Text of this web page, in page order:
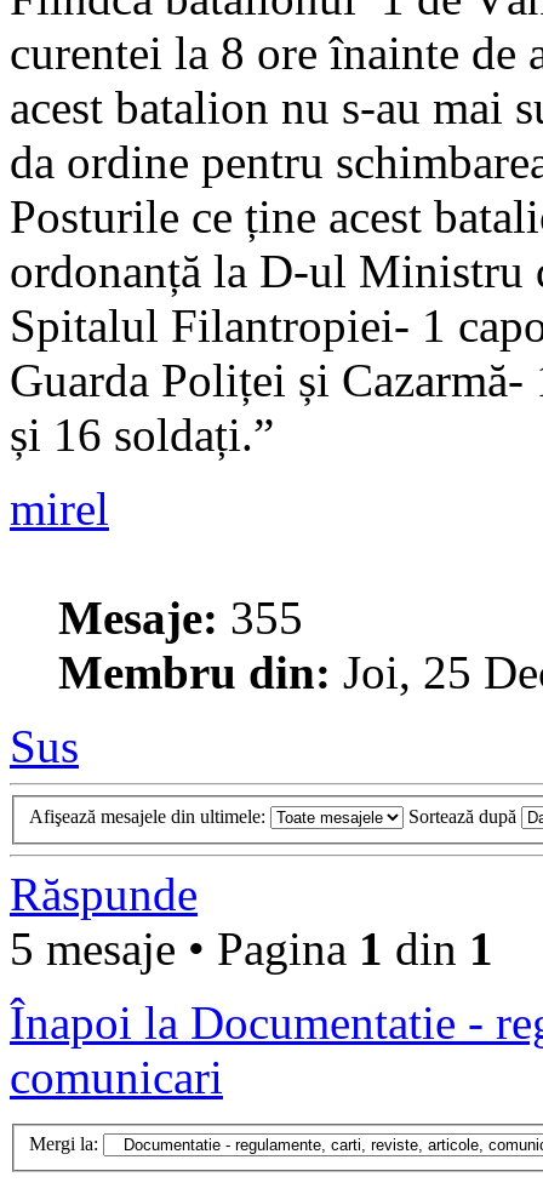
curentei la 8 ore înainte de
acest batalion nu s-au mai
da ordine pentru
Posturile ce ține acest
ordonanță la D-ul Ministru
Spitalul Filantropiei- 1
Guarda Poliței și
și 16 soldați.”
mirel
Mesaje: 355
Membru din: Joi, 25
Sus
Afişează mesajele din ultimele: Sortează după
Răspunde
5 mesaje • Pagina 1 din 1
Înapoi la Documentatie -
comunicari
Mergi la: